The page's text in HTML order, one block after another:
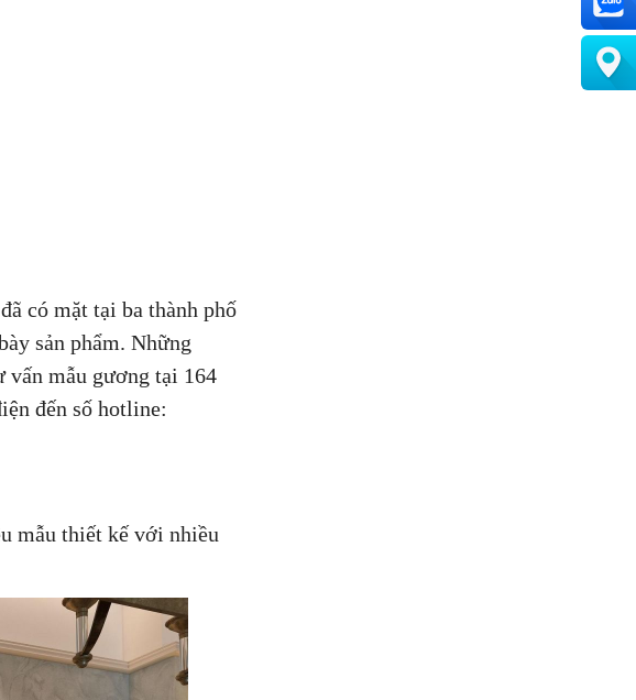
có mặt tại ba thành phố
sản phẩm. Những
vấn mẫu gương tại 164
đến số hotline:
mẫu thiết kế với nhiều